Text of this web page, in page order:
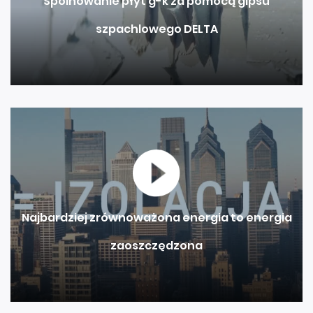
szpachlowego DELTA
Najbardziej zrównoważona energia to energia
zaoszczędzona